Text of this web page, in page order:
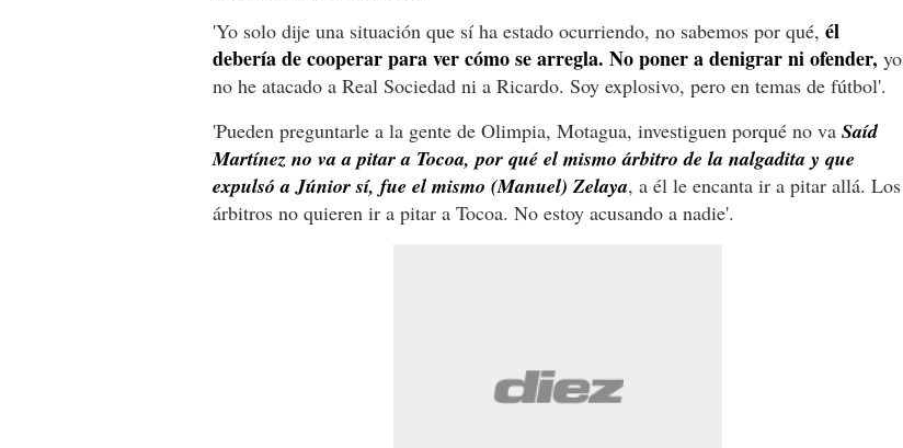
'Yo solo dije una situación que sí ha estado ocurriendo, no sabemos por qué, él
debería de cooperar para ver cómo se arregla. No poner a denigrar ni ofender, yo
no he atacado a Real Sociedad ni a Ricardo. Soy explosivo, pero en temas de fútbol'.
'Pueden preguntarle a la gente de Olimpia, Motagua, investiguen porqué no va Saíd
Martínez no va a pitar a Tocoa, por qué el mismo árbitro de la nalgadita y que
expulsó a Júnior sí, fue el mismo (Manuel) Zelaya, a él le encanta ir a pitar allá. Los
árbitros no quieren ir a pitar a Tocoa. No estoy acusando a nadie'.